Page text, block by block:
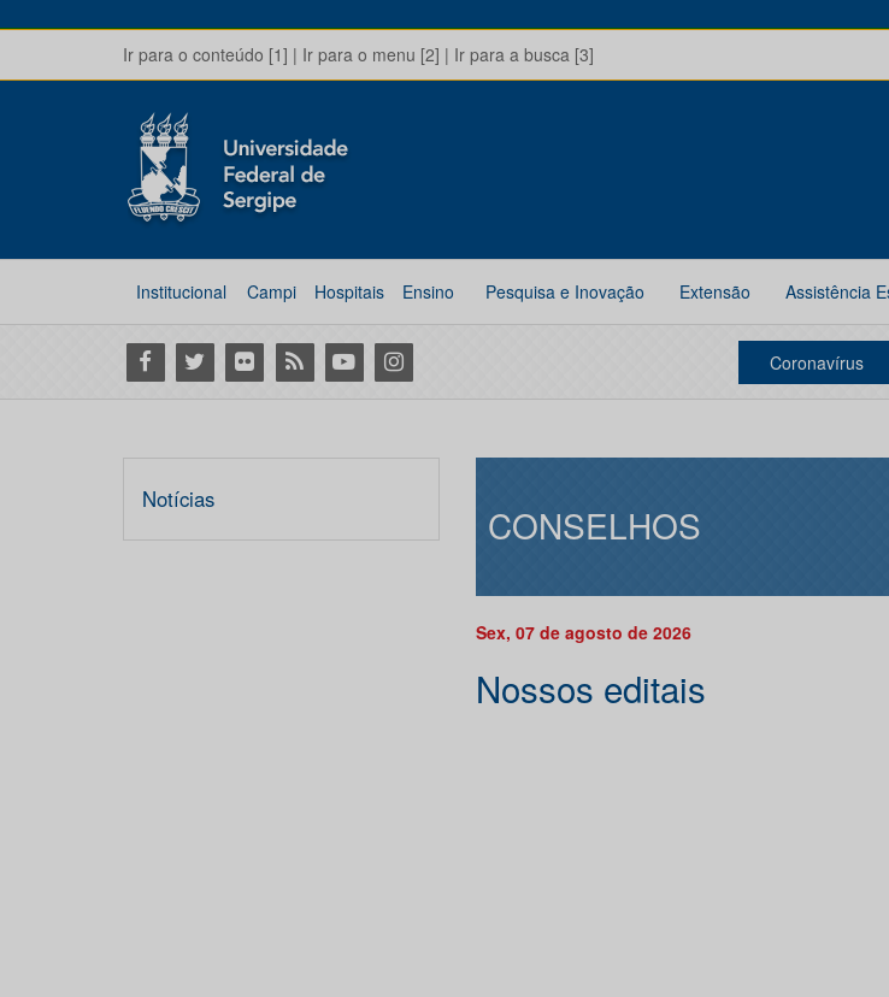
Ir para o conteúdo [1] | Ir para o menu [2] | Ir para a busca [3]
Institucional Campi Hospitais Ensino Pesquisa e Inovação Extensão Assistência
Facebook
Twitter Flickr RSS YoutubeInstagram Coronavírus
Notícias
CONSELHOS
Sex, 07 de agosto de 2026
Nossos editais